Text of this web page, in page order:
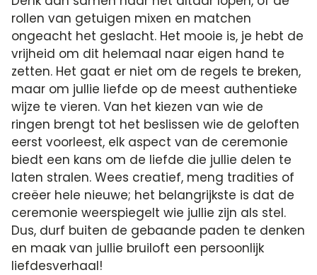
rollen van getuigen mixen en matchen
ongeacht het geslacht. Het mooie is, je hebt de
vrijheid om dit helemaal naar eigen hand te
zetten. Het gaat er niet om de regels te breken,
maar om jullie liefde op de meest authentieke
wijze te vieren. Van het kiezen van wie de
ringen brengt tot het beslissen wie de geloften
eerst voorleest, elk aspect van de ceremonie
biedt een kans om de liefde die jullie delen te
laten stralen. Wees creatief, meng tradities of
creëer hele nieuwe; het belangrijkste is dat de
ceremonie weerspiegelt wie jullie zijn als stel.
Dus, durf buiten de gebaande paden te denken
en maak van jullie bruiloft een persoonlijk
liefdesverhaal!